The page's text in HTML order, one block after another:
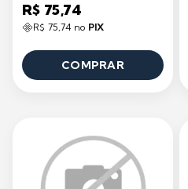
R$ 75,74
R$ 75,74 no PIX
COMPRAR